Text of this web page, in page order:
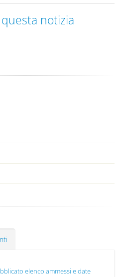
notizia
elenco ammessi e date